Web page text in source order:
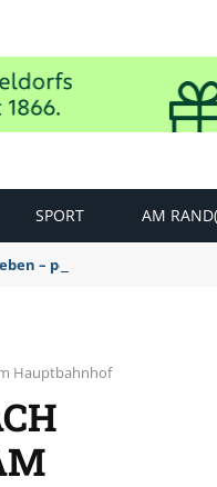
SPORT AM
– pempelfort music
Hauptbahnhof